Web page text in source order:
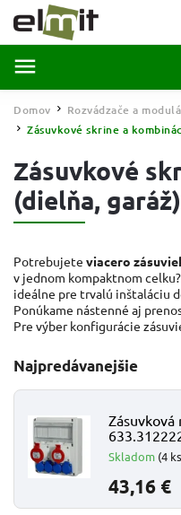
Domov / Rozvádzače a
/ Zásuvkové skrine a
Zásuvkové
(dielňa, garáž)
Potrebujete viacero
v jednom kompaktnom celku?
ideálne pre trvalú inštaláciu
Ponúkame nástenné aj
Pre výber konfigurácie
Najpredávanejšie
Zásuvková
Skladom (4
43,16 €